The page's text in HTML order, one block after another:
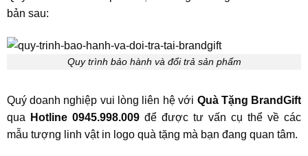
bản sau:
Quy trình bảo hành và đổi trả sản phẩm
Quý doanh nghiệp vui lòng liên hệ với Quà Tặng BrandGift
qua
Hotline 0945.998.009để được tư vấn cụ thể về các
mẫu tượng linh vật in logo quà tặng mà bạn đang quan tâm.